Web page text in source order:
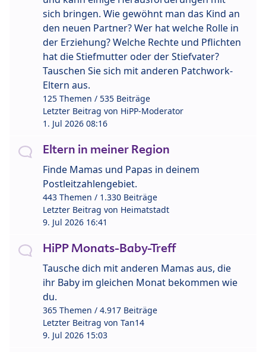
sich bringen. Wie gewöhnt man das Kind an
den neuen Partner? Wer hat welche Rolle in
der Erziehung? Welche Rechte und Pflichten
hat die Stiefmutter oder der Stiefvater?
Tauschen Sie sich mit anderen Patchwork-
Eltern aus.
125 Themen / 535 Beiträge
Letzter Beitrag von HiPP-Moderator
1. Jul 2026 08:16
Eltern in meiner Region
Finde Mamas und Papas in deinem
Postleitzahlengebiet.
443 Themen / 1.330 Beiträge
Letzter Beitrag von Heimatstadt
9. Jul 2026 16:41
HiPP Monats-Baby-Treff
Tausche dich mit anderen Mamas aus, die
ihr Baby im gleichen Monat bekommen wie
du.
365 Themen / 4.917 Beiträge
Letzter Beitrag von Tan14
9. Jul 2026 15:03